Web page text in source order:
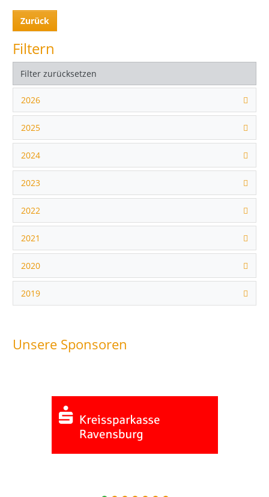
Zurück
Filtern
Filter zurücksetzen
2026
2025
2024
2023
2022
2021
2020
2019
Unsere Sponsoren